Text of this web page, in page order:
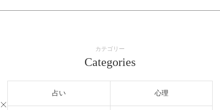
カテゴリー
Categories
占い 心理